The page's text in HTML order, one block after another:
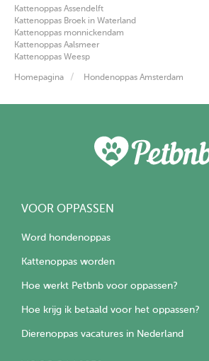
Kattenoppas Assendelft
Kattenoppas Broek in Waterland
Kattenoppas monnickendam
Kattenoppas Aalsmeer
Kattenoppas Weesp
Homepagina Hondenoppas Amsterdam
VOOR OPPASSEN
Word hondenoppas
Kattenoppas worden
Hoe werkt Petbnb voor oppassen?
Hoe krijg ik betaald voor het oppassen?
Dierenoppas vacatures in Nederland